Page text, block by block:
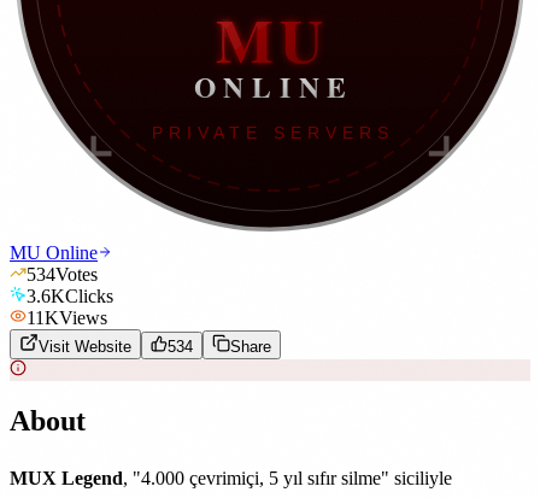
MU Online
534Votes
3.6KClicks
11KViews
Visit Website 534 Share
About
MUX Legend, "4.000 çevrimiçi, 5 yıl sıfır silme" siciliyle